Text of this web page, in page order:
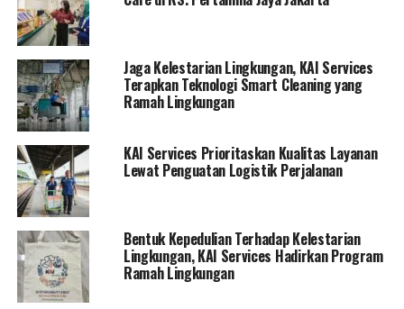
Jaga Kelestarian Lingkungan, KAI Services
Terapkan Teknologi Smart Cleaning yang
Ramah Lingkungan
KAI Services Prioritaskan Kualitas Layanan
Lewat Penguatan Logistik Perjalanan
Bentuk Kepedulian Terhadap Kelestarian
Lingkungan, KAI Services Hadirkan Program
Ramah Lingkungan